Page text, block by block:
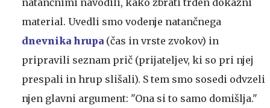
material. Uvedli smo vodenje natančnega
dnevnika hrupa (čas in vrste zvokov) in
pripravili seznam prič (prijateljev, ki so pri njej
prespali in hrup slišali). S tem smo sosedi odvzeli
njen glavni argument: "Ona si to samo domišlja."